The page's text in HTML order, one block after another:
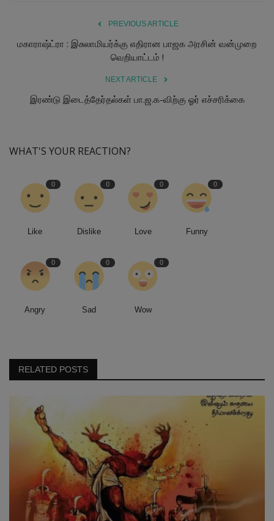
PREVIOUS ARTICLE
மகாராஷ்ட்ரா : இசுலாமியர்க்கு எதிரான பாஜக அரசின் வன்முறை
வெறியாட்டம் !
NEXT ARTICLE
இரண்டு இடைத்தேர்தல்கள் பா.ஜ.க-விற்கு ஓர் எச்சரிக்கை
WHAT'S YOUR REACTION?
0
Like
0
Dislike
0
Love
0
Funny
0
Angry
0
Sad
0
Wow
RELATED POSTS